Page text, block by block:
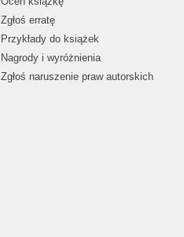
Zgłoś erratę
Przykłady do książek
Nagrody i wyróżnienia
Zgłoś naruszenie praw autorskich